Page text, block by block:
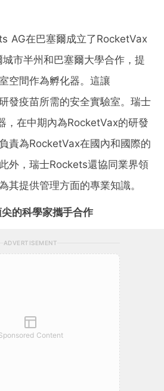
AG在巴塞爾成立了RocketVax
市半州和巴塞爾大學合作，提
空間作為孵化器。這讓
發疫苗所需的安全實驗室。瑞士
，在中期內為RocketVax的研發
責為RocketVax在國內和國際的
外，瑞士Rockets還協同業界領
其提供管理方面的專業知識。
的科學家攜手合作
ADVERTISEMENT
Content